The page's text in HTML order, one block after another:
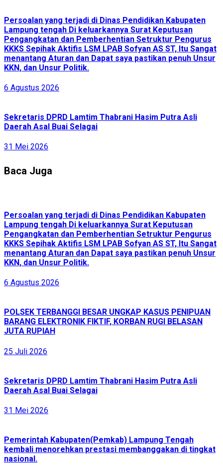
Persoalan yang terjadi di Dinas Pendidikan Kabupaten
Lampung tengah Di keluarkannya Surat Keputusan
Pengangkatan dan Pemberhentian Setruktur Pengurus
KKKS Sepihak Aktifis LSM LPAB Sofyan AS ST, Itu Sangat
menantang Aturan dan Dapat saya pastikan penuh Unsur
KKN, dan Unsur Politik.
6 Agustus 2026
Sekretaris DPRD Lamtim Thabrani Hasim Putra Asli
Daerah Asal Buai Selagai
31 Mei 2026
Baca Juga
Persoalan yang terjadi di Dinas Pendidikan Kabupaten
Lampung tengah Di keluarkannya Surat Keputusan
Pengangkatan dan Pemberhentian Setruktur Pengurus
KKKS Sepihak Aktifis LSM LPAB Sofyan AS ST, Itu Sangat
menantang Aturan dan Dapat saya pastikan penuh Unsur
KKN, dan Unsur Politik.
6 Agustus 2026
POLSEK TERBANGGI BESAR UNGKAP KASUS PENIPUAN
BARANG ELEKTRONIK FIKTIF, KORBAN RUGI BELASAN
JUTA RUPIAH
25 Juli 2026
Sekretaris DPRD Lamtim Thabrani Hasim Putra Asli
Daerah Asal Buai Selagai
31 Mei 2026
Pemerintah Kabupaten(Pemkab) Lampung Tengah
kembali menorehkan prestasi membanggakan di tingkat
nasional.